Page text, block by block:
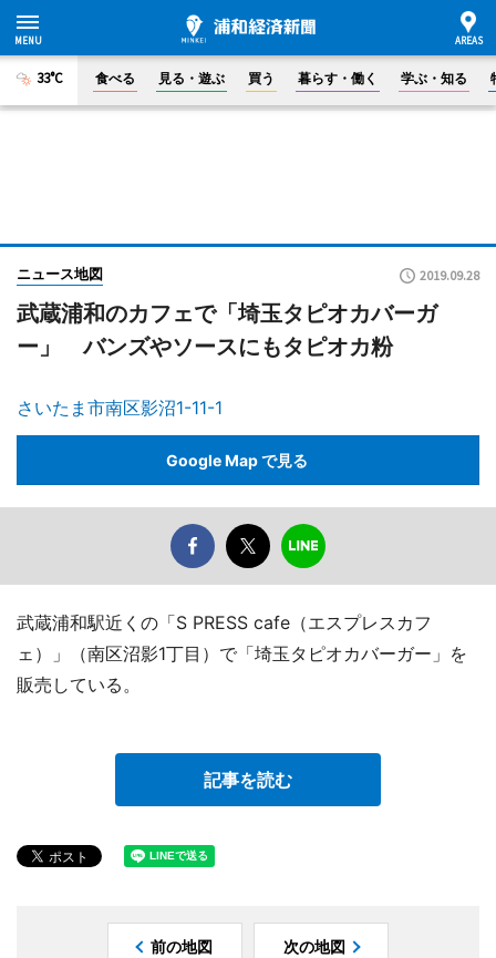
33°C 食べる 見る・遊ぶ 買う 暮らす・働く 学ぶ・知る
ニュース地図 2019.09.28
武蔵浦和のカフェで「埼玉タピオカバーガ
ー」 バンズやソースにもタピオカ粉
さいたま市南区影沼1-11-1
Google Map で見る
武蔵浦和駅近くの「S PRESS cafe（エスプレスカフ
ェ）」（南区沼影1丁目）で「埼玉タピオカバーガー」を
販売している。
記事を読む
前の地図 次の地図